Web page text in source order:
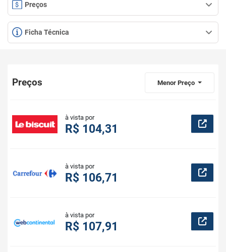
Preços
Ficha Técnica
Preços Menor Preço
à vista por
R$ 104,31
à vista por
R$ 106,71
à vista por
R$ 107,91